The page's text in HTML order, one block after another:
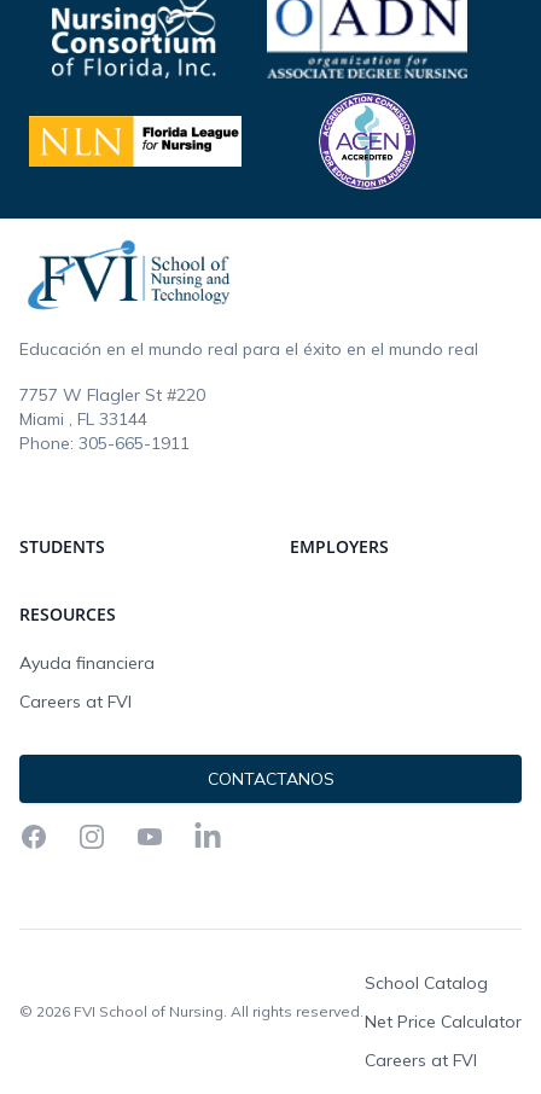
Educación en el mundo real para el éxito en el mundo real
7757 W Flagler St #220
Miami , FL 33144
Phone: 305-665-1911
STUDENTS EMPLOYERS
RESOURCES
Ayuda financiera
Careers at FVI
CONTACTANOS
FacebookInstagramYouTubeLinkedIn
© 2026 FVI School of Nursing. All rights reserved.
School Catalog
Net Price Calculator
Careers at FVI